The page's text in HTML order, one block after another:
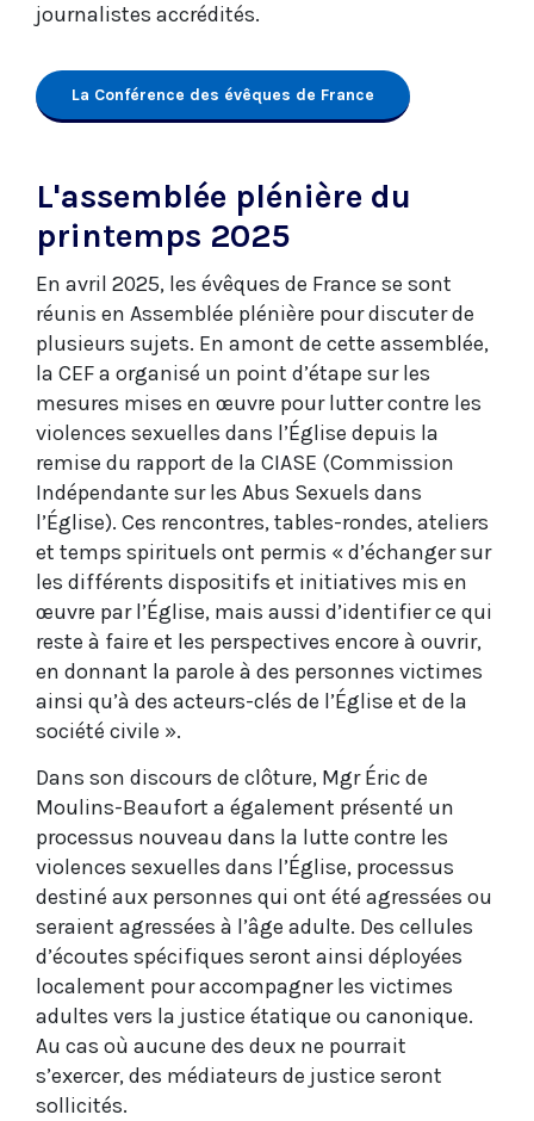
journalistes accrédités.
La Conférence des évêques de France
L'assemblée plénière du
printemps 2025
En avril 2025, les évêques de France se sont
réunis en Assemblée plénière pour discuter de
plusieurs sujets. En amont de cette assemblée,
la CEF a organisé un point d’étape sur les
mesures mises en œuvre pour lutter contre les
violences sexuelles dans l’Église depuis la
remise du rapport de la CIASE (Commission
Indépendante sur les Abus Sexuels dans
l’Église). Ces rencontres, tables-rondes, ateliers
et temps spirituels ont permis « d’échanger sur
les différents dispositifs et initiatives mis en
œuvre par l’Église, mais aussi d’identifier ce qui
reste à faire et les perspectives encore à ouvrir,
en donnant la parole à des personnes victimes
ainsi qu’à des acteurs-clés de l’Église et de la
société civile ».
Dans son discours de clôture, Mgr Éric de
Moulins-Beaufort a également présenté un
processus nouveau dans la lutte contre les
violences sexuelles dans l’Église, processus
destiné aux personnes qui ont été agressées ou
seraient agressées à l’âge adulte. Des cellules
d’écoutes spécifiques seront ainsi déployées
localement pour accompagner les victimes
adultes vers la justice étatique ou canonique.
Au cas où aucune des deux ne pourrait
s’exercer, des médiateurs de justice seront
sollicités.